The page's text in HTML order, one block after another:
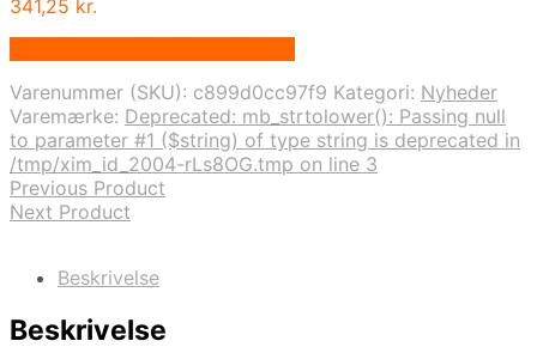
341,25 kr.
Varenummer (SKU): c899d0cc97f9 Kategori: Nyheder
Varemærke: Deprecated: mb_strtolower(): Passing null
to parameter #1 ($string) of type string is deprecated in
/tmp/xim_id_2004-rLs8OG.tmp on line 3
Previous Product
Next Product
Beskrivelse
Beskrivelse